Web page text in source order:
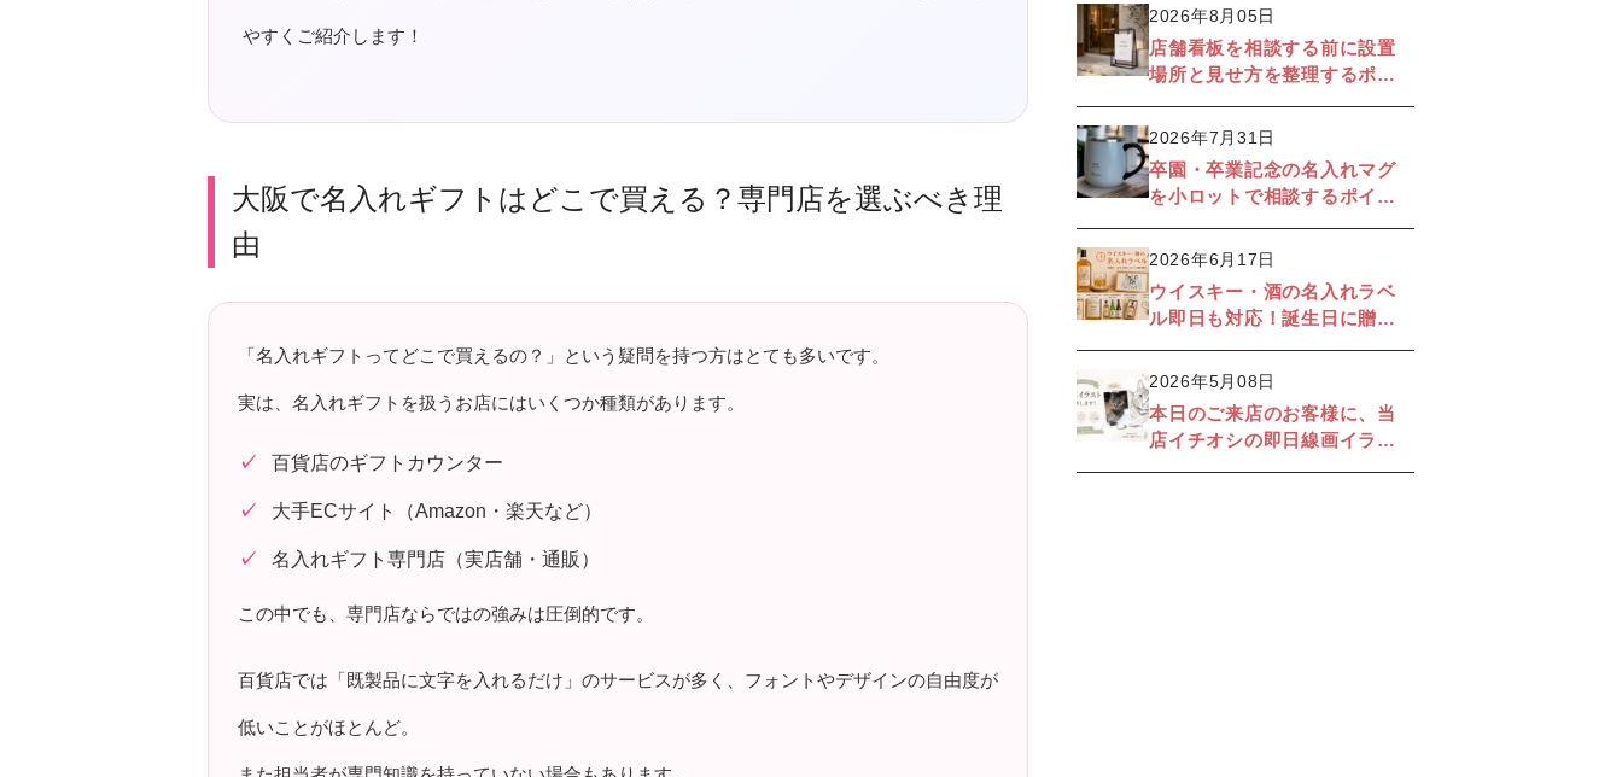
やすくご紹介します！
大阪で名入れギフトはどこで買える？専門店を選ぶべき理
由
「名入れギフトってどこで買えるの？」という疑問を持つ方はとても多いです。
実は、名入れギフトを扱うお店にはいくつか種類があります。
百貨店のギフトカウンター
大手ECサイト（Amazon・楽天など）
名入れギフト専門店（実店舗・通販）
この中でも、専門店ならではの強みは圧倒的です。
百貨店では「既製品に文字を入れるだけ」のサービスが多く、フォントやデザインの自由度が
低いことがほとんど。
2026年8月05日
店舗看板を相談する前に設置
場所と見せ方を整理するポイ
2026年7月31日
卒園・卒業記念の名入れマグ
を小ロットで相談するポイン
2026年6月17日
ウイスキー・酒の名入れラベ
ル即日も対応！誕生日に贈る
日対応・おすすめ商品・選び
2026年5月08日
本日のご来店のお客様に、当
店イチオシの即日線画イラス